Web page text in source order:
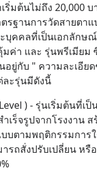
ริ่มต้นไม่ถึง 20,000
รฐานการวัดสายตา
บุคคลที่เป็นเอกลักษ
ค่า และ รุ่นพรีเมียม
อยู่กับ " ความละเอีย
ละรุ่นมีดังนี้
) - รุ่นเริ่มต้นที่เป็
เร็จรูปจากโรงงาน
บตามพฤติกรรมการ
รถสั่งปรับเปลี่ยน หรื